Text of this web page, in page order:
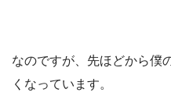
なのですが、先ほどから僕
くなっています。